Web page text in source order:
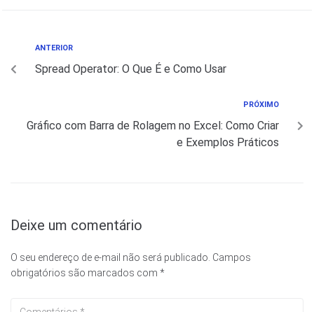
ANTERIOR
Spread Operator: O Que É e Como Usar
PRÓXIMO
Gráfico com Barra de Rolagem no Excel: Como Criar
e Exemplos Práticos
Deixe um comentário
O seu endereço de e-mail não será publicado. Campos
obrigatórios são marcados com *